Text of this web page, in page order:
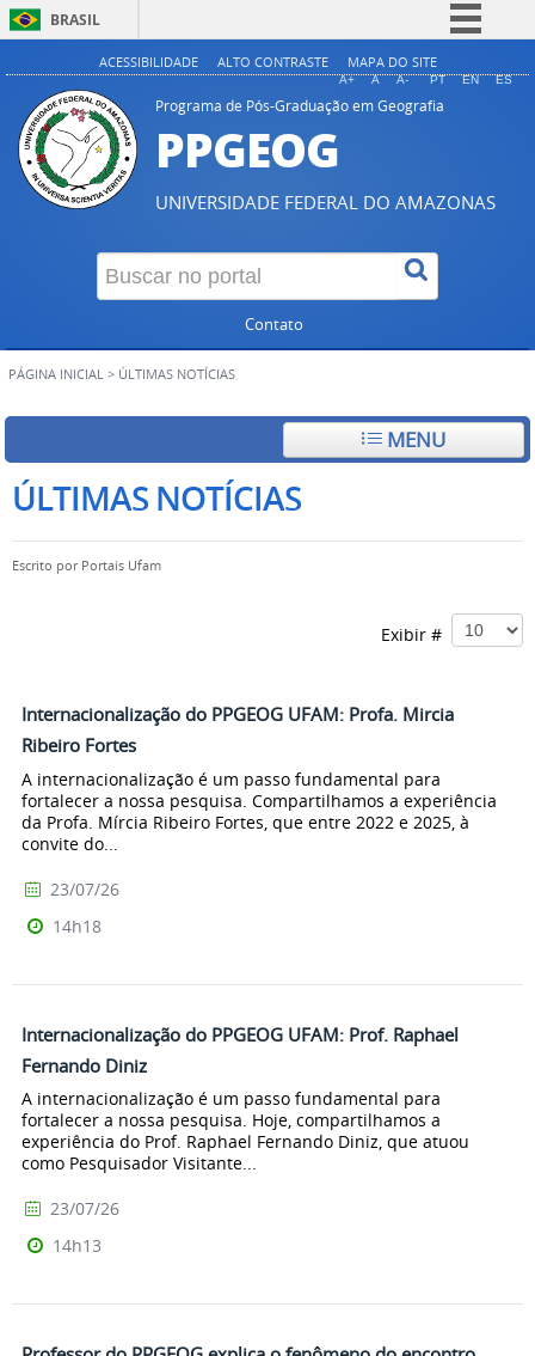
BRASIL
Simplifique!
Comunica BR
Acesso à informação
Legislação
Canais
ACESSIBILIDADE ALTO CONTRASTE MAPA DO SITE
A+ A A- PT EN ES
Programa de Pós-Graduação em Geografia
PPGEOG
UNIVERSIDADE FEDERAL DO AMAZONAS
Contato
PÁGINA INICIAL > ÚLTIMAS NOTÍCIAS
MENU
ÚLTIMAS NOTÍCIAS
Escrito por Portais Ufam
Exibir #
Internacionalização do PPGEOG UFAM: Profa. Mircia
Ribeiro Fortes
A internacionalização é um passo fundamental para
fortalecer a nossa pesquisa. Compartilhamos a experiência
da Profa. Mírcia Ribeiro Fortes, que entre 2022 e 2025, à
convite do...
23/07/26
14h18
Internacionalização do PPGEOG UFAM: Prof. Raphael
Fernando Diniz
A internacionalização é um passo fundamental para
fortalecer a nossa pesquisa. Hoje, compartilhamos a
experiência do Prof. Raphael Fernando Diniz, que atuou
como Pesquisador Visitante...
23/07/26
14h13